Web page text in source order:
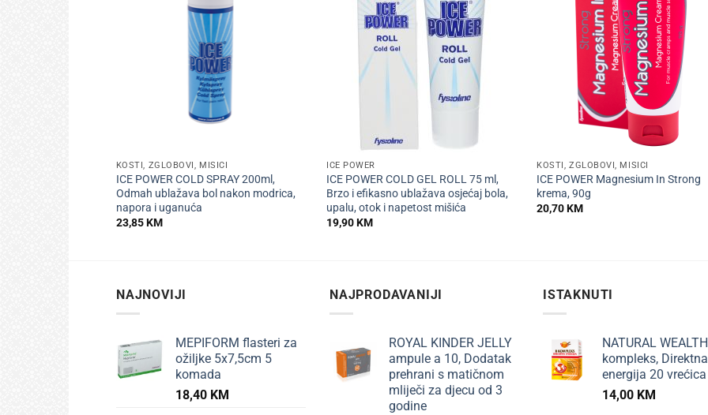
KOSTI, ZGLOBOVI, MIŠIĆI
ICE POWER COLD SPRAY 200ml,
Odmah ublažava bol nakon modrica,
napora i uganuća
23,85KM
ICE POWER
ICE POWER COLD GEL ROLL 75 ml,
Brzo i efikasno ublažava osjećaj bola,
upalu, otok i napetost mišića
19,90KM
KOSTI, ZGLOBOVI, MIŠIĆI
ICE POWER Magnesium In Strong
krema, 90g
20,70KM
NAJNOVIJI
MEPIFORM flasteri za
ožiljke 5x7,5cm 5
komada
18,40 KM
NAJPRODAVANIJI
ROYAL KINDER JELLY
ampule a 10, Dodatak
prehrani s matičnom
mliječi za djecu od 3
godine
ISTAKNUTI
NATURAL
kompleks, Direktna
energija 20 vrećica
14,00 KM